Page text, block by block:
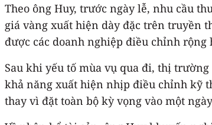
Theo ông Huy, trước ngày lễ, nhu cầu
giá vàng xuất hiện dày đặc trên truyền
được các doanh nghiệp điều chỉnh
Sau khi yếu tố mùa vụ qua đi, thị
khả năng xuất hiện nhịp điều chỉnh kỹ
thay vì đặt toàn bộ kỳ vọng vào một